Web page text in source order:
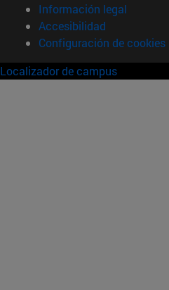
Información legal
Accesibilidad
Configuración de cookies
Localizador de campus